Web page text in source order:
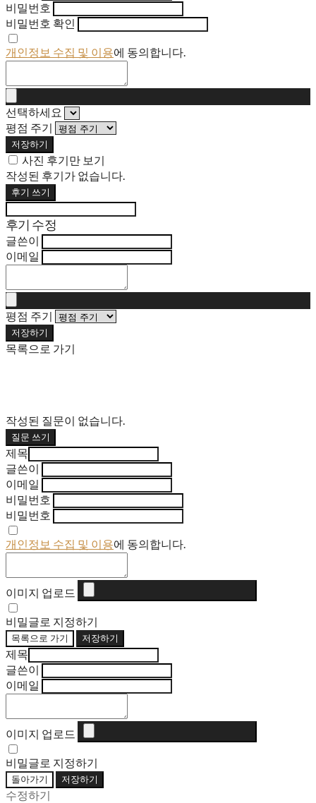
비밀번호
비밀번호 확인
개인정보 수집 및 이용에 동의합니다.
선택하세요
평점 주기
저장하기
사진 후기만 보기
작성된 후기가 없습니다.
후기 쓰기
후기 수정
글쓴이
이메일
평점 주기
저장하기
목록으로 가기
작성된 질문이 없습니다.
질문 쓰기
제목
글쓴이
이메일
비밀번호
비밀번호
개인정보 수집 및 이용에 동의합니다.
이미지 업로드
비밀글로 지정하기
목록으로 가기 저장하기
제목
글쓴이
이메일
이미지 업로드
비밀글로 지정하기
돌아가기 저장하기
수정하기